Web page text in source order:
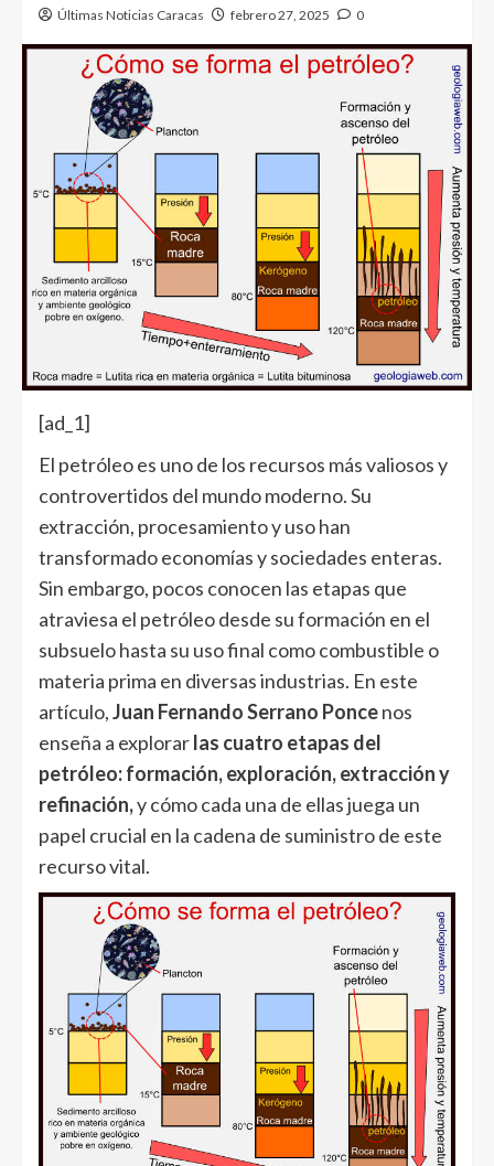
Últimas Noticias Caracas febrero 27, 2025 0
[ad_1]
El petróleo es uno de los recursos más valiosos y
controvertidos del mundo moderno. Su
extracción, procesamiento y uso han
transformado economías y sociedades enteras.
Sin embargo, pocos conocen las etapas que
atraviesa el petróleo desde su formación en el
subsuelo hasta su uso final como combustible o
materia prima en diversas industrias. En este
artículo,Juan Fernando Serrano Poncenos
enseña a explorarlas cuatro etapas del
petróleo: formación, exploración, extracción y
refinación,y cómo cada una de ellas juega un
papel crucial en la cadena de suministro de este
recurso vital.